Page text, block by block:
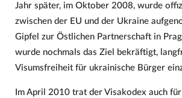
Jahr später, im Oktober 2008, wurde
zwischen der EU und der Ukraine
Gipfel zur Östlichen Partnerschaft in
wurde nochmals das Ziel bekräftigt,
Visumsfreiheit für ukrainische Bürger
Im April 2010 trat der Visakodex auch